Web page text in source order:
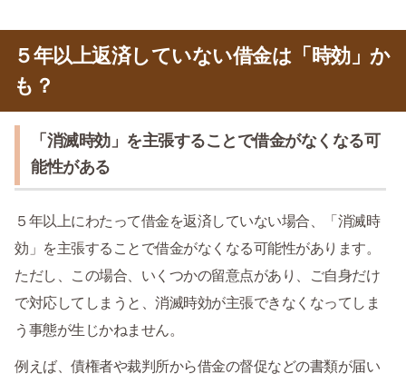
５年以上返済していない借金は「時効」か
も？
「消滅時効」を主張することで借金がなくなる可
能性がある
５年以上にわたって借金を返済していない場合、「消滅時
効」を主張することで借金がなくなる可能性があります。
ただし、この場合、いくつかの留意点があり、ご自身だけ
で対応してしまうと、消滅時効が主張できなくなってしま
う事態が生じかねません。
例えば、債権者や裁判所から借金の督促などの書類が届い